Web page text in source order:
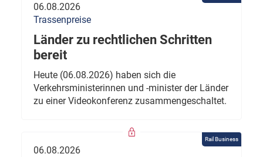
06.08.2026
Trassenpreise
Länder zu rechtlichen Schritten
bereit
Heute (06.08.2026) haben sich die
Verkehrsministerinnen und -minister der Länder
zu einer Videokonferenz zusammengeschaltet.
Rail Business
06.08.2026